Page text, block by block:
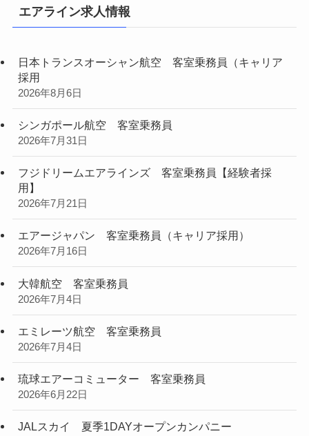
エアライン求人情報
日本トランスオーシャン航空 客室乗務員（キャリア
採用
2026年8月6日
シンガポール航空 客室乗務員
2026年7月31日
フジドリームエアラインズ 客室乗務員【経験者採
用】
2026年7月21日
エアージャパン 客室乗務員（キャリア採用）
2026年7月16日
大韓航空 客室乗務員
2026年7月4日
エミレーツ航空 客室乗務員
2026年7月4日
琉球エアーコミューター 客室乗務員
2026年6月22日
JALスカイ 夏季1DAYオープンカンパニー